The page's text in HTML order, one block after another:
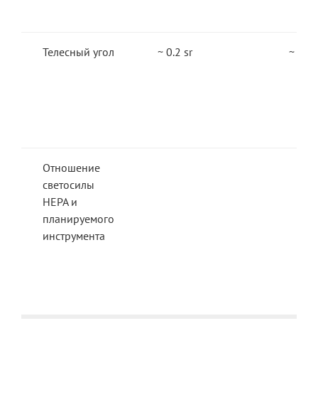
Телесный угол ~ 0.2 sr ~ 6.4
Отношение
светосилы
НЕРА и
планируемого
инструмента